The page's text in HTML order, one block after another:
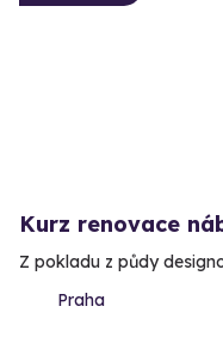
Kurz renovace
Z pokladu z půdy
Praha